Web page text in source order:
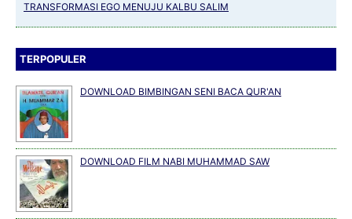
TRANSFORMASI EGO MENUJU KALBU SALIM
TERPOPULER
DOWNLOAD BIMBINGAN SENI BACA QUR'AN
DOWNLOAD FILM NABI MUHAMMAD SAW